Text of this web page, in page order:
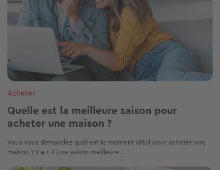
Acheter
Quelle est la meilleure saison pour
acheter une maison ?
Vous vous demandez quel est le moment idéal pour acheter une
maison ? Y a-t-il une saison meilleure...